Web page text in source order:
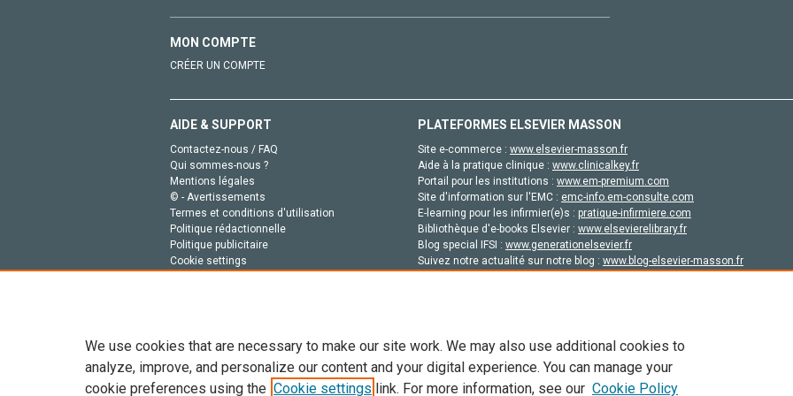
MON COMPTE
CRÉER UN COMPTE
AIDE & SUPPORT
Contactez-nous / FAQ
Qui sommes-nous ?
Mentions légales
© - Avertissements
Termes et conditions d'utilisation
Politique rédactionnelle
Politique publicitaire
Cookie settings
PLATEFORMES ELSEVIER MASSON
Site e-commerce : www.elsevier-masson.fr
Aide à la pratique clinique : www.clinicalkey.fr
Portail pour les institutions : www.em-premium.com
Site d'information sur l'EMC : emc-info.em-consulte.com
E-learning pour les infirmier(e)s : pratique-infirmiere.com
Bibliothèque d'e-books Elsevier : www.elsevierelibrary.fr
Blog special IFSI : www.generationelsevier.fr
Suivez notre actualité sur notre blog : www.blog-elsevier-masson.fr
Tout le contenu de ce site: Copyright © 2026 Elsevier, ses concédants de licence et ses contributeurs. Tout les droits sont réservés,
We use cookies that are necessary to make our site work. We may also use additional cookies to
analyze, improve, and personalize our content and your digital experience. You can manage your
cookie preferences using the Cookie settings link. For more information, see our Cookie Policy